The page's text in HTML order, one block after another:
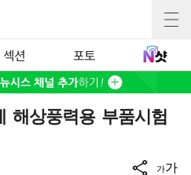
섹션 포토
해상풍력용 부품시험
가가